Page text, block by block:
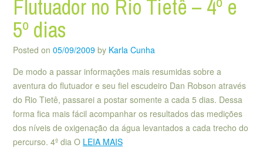
Flutuador no Rio Tietê – 4º e
5º dias
Posted on 05/09/2009 by Karla Cunha
De modo a passar informações mais resumidas sobre a
aventura do flutuador e seu fiel escudeiro Dan Robson através
do Rio Tietê, passarei a postar somente a cada 5 dias. Dessa
forma fica mais fácil acompanhar os resultados das medições
dos níveis de oxigenação da água levantados a cada trecho do
percurso. 4º dia O LEIA MAIS